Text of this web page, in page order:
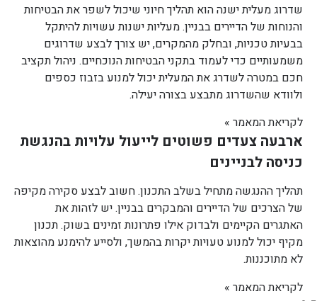
שדרוג מעלית ישנה הוא תהליך חיוני שיכול לשפר את הבטיחות
והנוחות של הדיירים בבניין. מעליות ישנות עשויות להיתקל
בבעיות טכניות, ובחלק מהמקרים, יש צורך לבצע שדרוגים
משמעותיים כדי לעמוד בתקני הבטיחות הנוכחיים. ניהול תקציב
חכם במטרה לשדרג את המעלית יכול למנוע בזבוז כספים
ולוודא שהשדרוג מתבצע בצורה יעילה.
לקריאת המאמר »
ארבעה צעדים פשוטים לייעול עלויות בהנגשת
כניסה לבניינים
תהליך ההנגשה מתחיל בשלב התכנון. חשוב לבצע סקירה מקיפה
של הצרכים של הדיירים והמבקרים בבניין. יש לזהות את
האתגרים הקיימים ולבדוק אילו פתרונות זמינים בשוק. תכנון
מקיף יכול למנוע טעויות יקרות בהמשך, ולסייע להימנע מהוצאות
לא מתוכננות.
לקריאת המאמר »